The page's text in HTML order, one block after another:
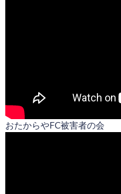
おたからやFC被害者の会